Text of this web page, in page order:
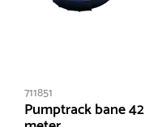
711851
Pumptrack bane 42